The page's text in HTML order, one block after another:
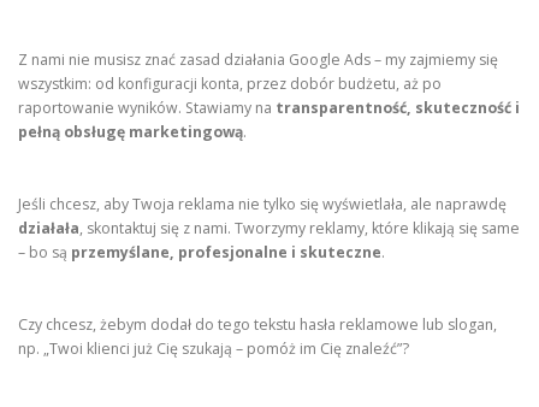
Z nami nie musisz znać zasad działania Google Ads – my zajmiemy się
wszystkim: od konfiguracji konta, przez dobór budżetu, aż po
raportowanie wyników. Stawiamy na transparentność, skuteczność i
pełną obsługę marketingową.
Jeśli chcesz, aby Twoja reklama nie tylko się wyświetlała, ale naprawdę
działała, skontaktuj się z nami. Tworzymy reklamy, które klikają się same
– bo są przemyślane, profesjonalne i skuteczne.
Czy chcesz, żebym dodał do tego tekstu hasła reklamowe lub slogan,
np. „Twoi klienci już Cię szukają – pomóż im Cię znaleźć”?